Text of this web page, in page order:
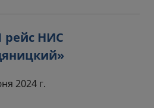
рейс НИС
2024 г.